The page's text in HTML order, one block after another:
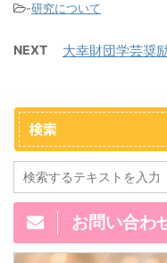
-研究について
NEXT 大幸財団学芸奨
検索
お問い合わ